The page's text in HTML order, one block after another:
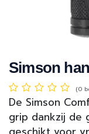
Simson
(0
De Simson
grip dankzij de